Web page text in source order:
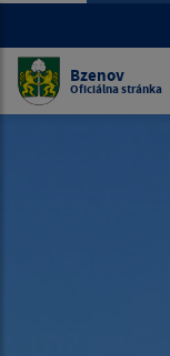
Bzenov
Oficiálna stránka